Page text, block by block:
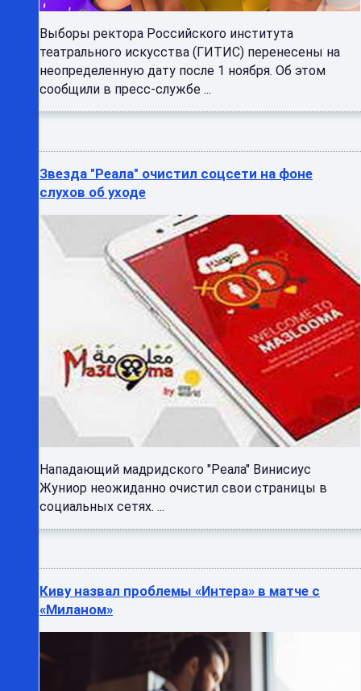
Выборы ректора Российского института
театрального искусства (ГИТИС) перенесены на
неопределенную дату после 1 ноября. Об этом
сообщили в пресс-службе ...
Звезда "Реала" очистил соцсети на фоне
слухов об уходе
Нападающий мадридского "Реала" Винисиус
Жуниор неожиданно очистил свои страницы в
социальных сетях. ...
Киву назвал проблемы «Интера» в матче с
«Миланом»